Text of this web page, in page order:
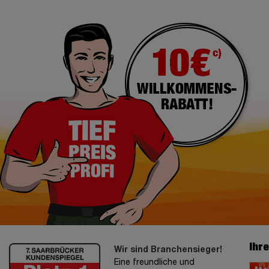
Wir sind Branchensieger!
Eine freundliche und